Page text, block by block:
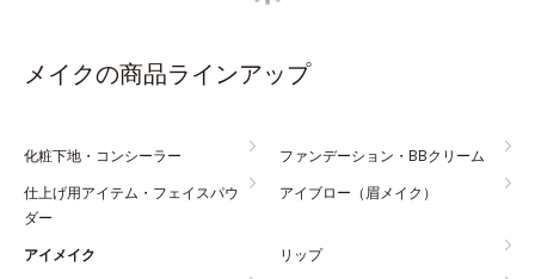
メイクの商品ラインアップ
化粧下地・コンシーラー
ファンデーション・BBクリーム
仕上げ用アイテム・フェイスパウ
ダー
アイブロー（眉メイク）
アイメイク
リップ